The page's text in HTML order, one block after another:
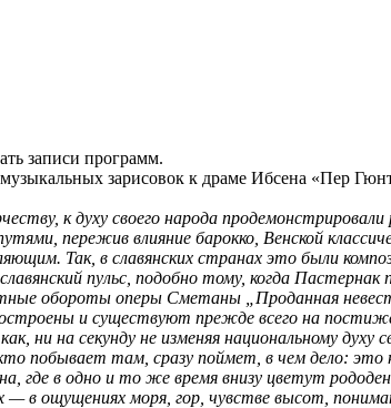
записи программ.
зарисовок к драме Ибсена «Пер
к духу своего народа
пережив влияние барокко, Венской
Так, в славянских странах это были
пульс, подобно тому, когда
обороты оперы Сметаны „Проданная
и существуют прежде всего на
ни на секунду не изменяя национальному
побывает там, сразу поймет, в чем дело:
где в одно и то же время внизу цветут
— в ощущениях моря, гор, чувстве высот,